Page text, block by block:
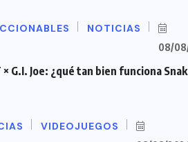
NOTICIAS
08/
G.I. Joe: ¿qué tan bien funciona
VIDEOJUEGOS